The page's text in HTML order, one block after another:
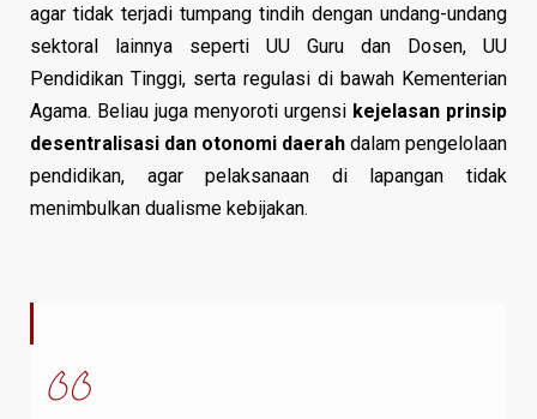
agar tidak terjadi tumpang tindih dengan undang-undang
sektoral lainnya seperti UU Guru dan Dosen, UU
Pendidikan Tinggi, serta regulasi di bawah Kementerian
Agama. Beliau juga menyoroti urgensi kejelasan prinsip
desentralisasi dan otonomi daerah dalam pengelolaan
pendidikan, agar pelaksanaan di lapangan tidak
menimbulkan dualisme kebijakan.